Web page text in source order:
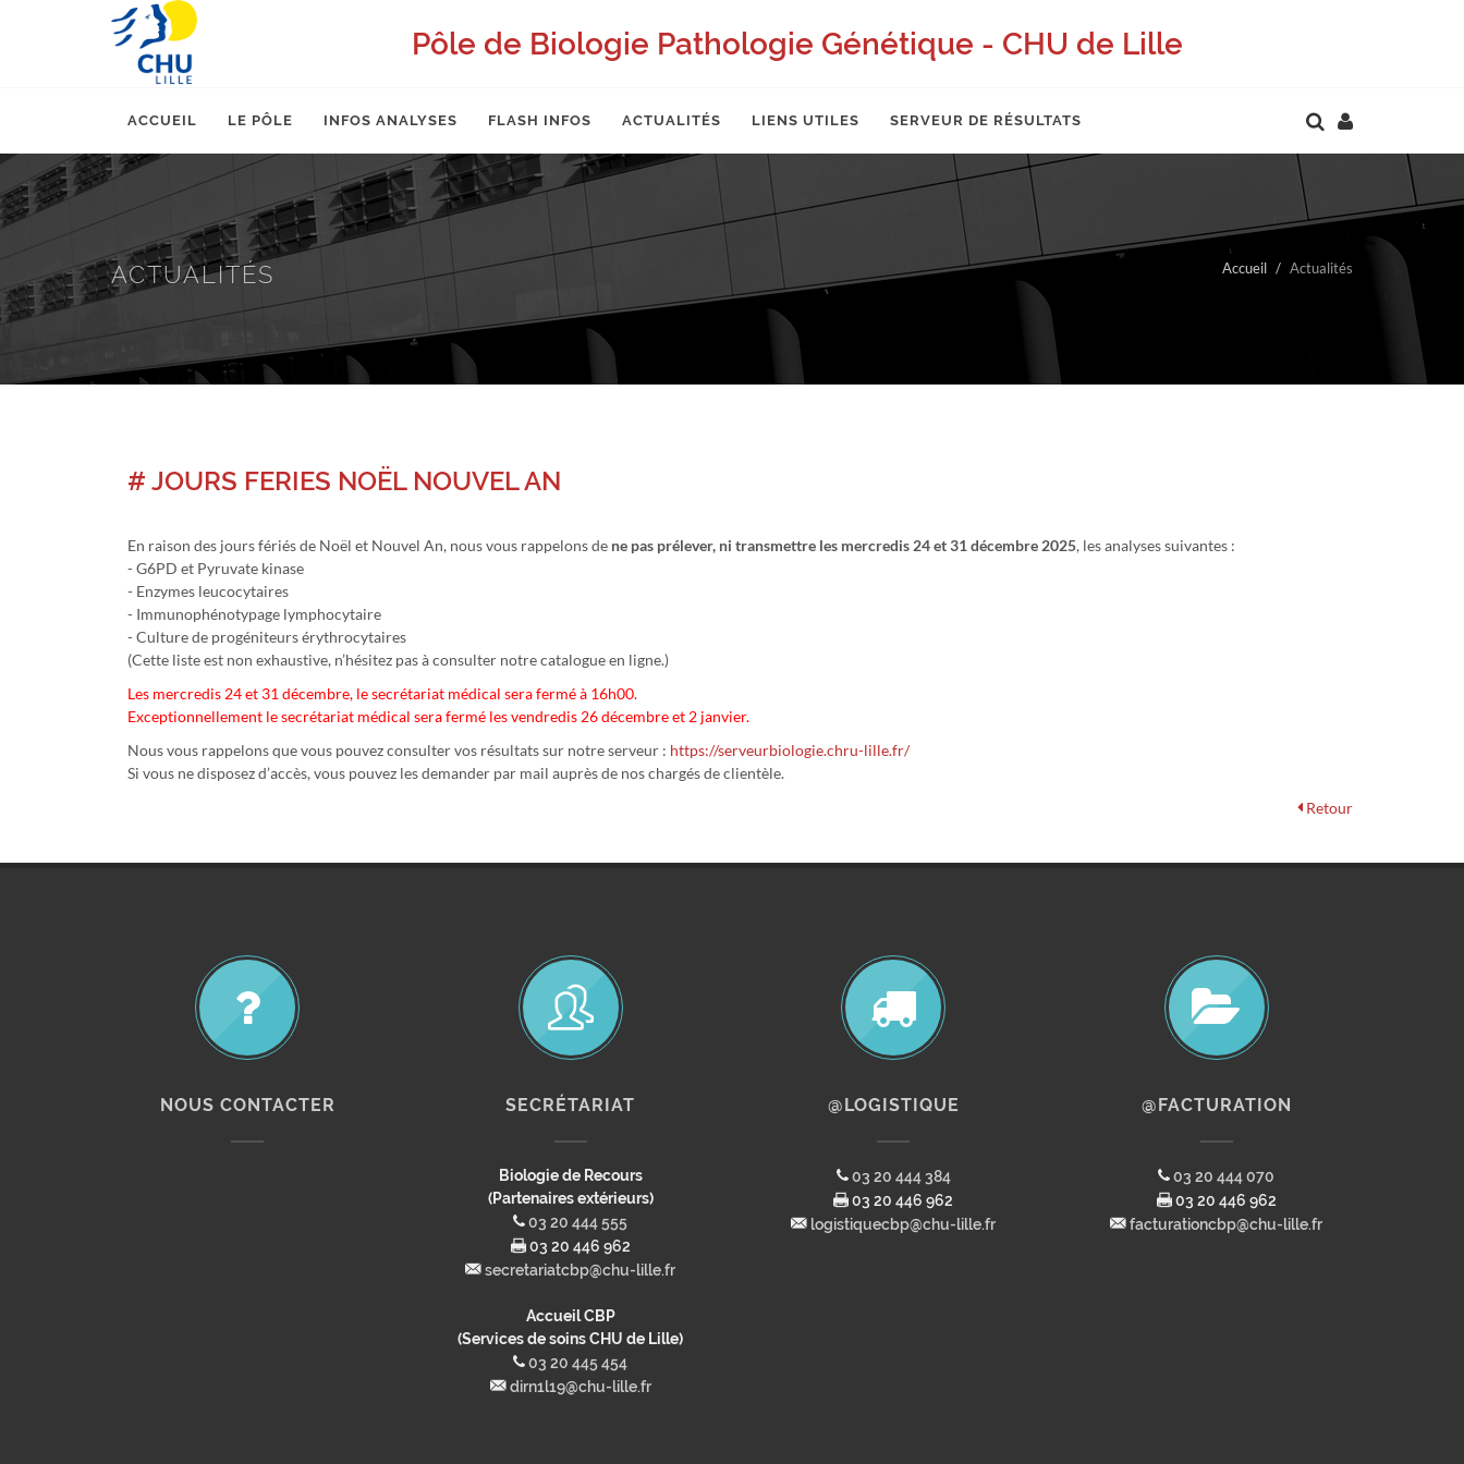
Pôle de Biologie Pathologie Génétique - CHU de Lille
ACCUEIL LE PÔLE INFOS ANALYSES FLASH INFOS ACTUALITÉS LIENS UTILES SERVEUR DE RÉSULTATS
ACTUALITÉS Accueil Actualités
# JOURS FERIES NOËL NOUVEL AN
En raison des jours fériés de Noël et Nouvel An, nous vous rappelons de ne pas prélever, ni transmettre les mercredis 24 et 31 décembre 2025, les analyses suivantes :
- G6PD et Pyruvate kinase
- Enzymes leucocytaires
- Immunophénotypage lymphocytaire
- Culture de progéniteurs érythrocytaires
(Cette liste est non exhaustive, n’hésitez pas à consulter notre catalogue en ligne.)
Les mercredis 24 et 31 décembre, le secrétariat médical sera fermé à 16h00.
Exceptionnellement le secrétariat médical sera fermé les vendredis 26 décembre et 2 janvier.
Nous vous rappelons que vous pouvez consulter vos résultats sur notre serveur : https://serveurbiologie.chru-lille.fr/
Si vous ne disposez d’accès, vous pouvez les demander par mail auprès de nos chargés de clientèle.
Retour
NOUS CONTACTER SECRÉTARIAT
Biologie de Recours
(Partenaires extérieurs)
03 20 444 555
03 20 446 962
secretariatcbp@chu-lille.fr
Accueil CBP
(Services de soins CHU de Lille)
03 20 445 454
dirn1l19@chu-lille.fr
@LOGISTIQUE
03 20 444 384
03 20 446 962
logistiquecbp@chu-lille.fr
@FACTURATION
03 20 444 070
03 20 446 962
facturationcbp@chu-lille.fr